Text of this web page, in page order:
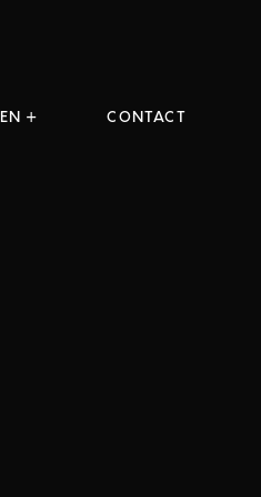
EN + CONTACT